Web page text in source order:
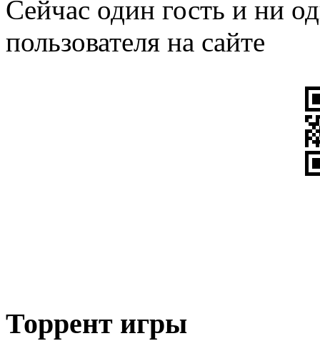
Сейчас один гость и ни
пользователя на сайте
Торрент игры